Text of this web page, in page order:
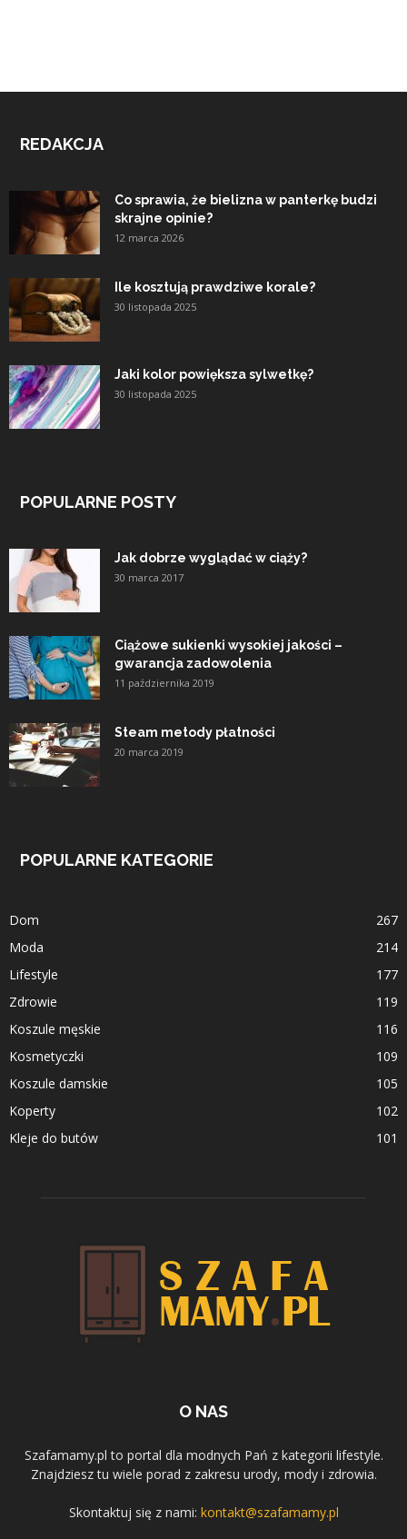
REDAKCJA
Co sprawia, że bielizna w panterkę budzi
skrajne opinie?
12 marca 2026
Ile kosztują prawdziwe korale?
30 listopada 2025
Jaki kolor powiększa sylwetkę?
30 listopada 2025
POPULARNE POSTY
Jak dobrze wyglądać w ciąży?
30 marca 2017
Ciążowe sukienki wysokiej jakości –
gwarancja zadowolenia
11 października 2019
Steam metody płatności
20 marca 2019
POPULARNE KATEGORIE
Dom
267
Moda
214
Lifestyle
177
Zdrowie
119
Koszule męskie
116
Kosmetyczki
109
Koszule damskie
105
Koperty
102
Kleje do butów
101
O NAS
Szafamamy.pl to portal dla modnych Pań z kategorii lifestyle.
Znajdziesz tu wiele porad z zakresu urody, mody i zdrowia.
Skontaktuj się z nami: kontakt@szafamamy.pl